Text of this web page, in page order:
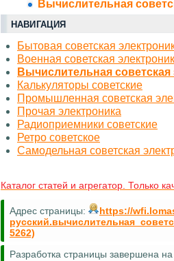
Вычислительная
НАВИГАЦИЯ
Бытовая советская
Военная советская
Вычислительная советская
Калькуляторы советские
Промышленная советская
Прочая электроника
Радиоприемники советские
Ретро советское
Самодельная советская
Каталог статей и агрегатор. Только
Адрес страницы:
https://
5262)
Разработка страницы завершена